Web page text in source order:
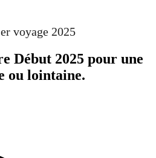
voyage 2025
Début 2025 pour une
ou lointaine.